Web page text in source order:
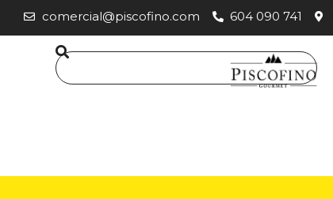
comercial@piscofino.com 604 090 741